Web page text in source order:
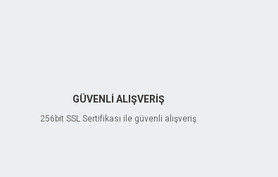
GÜVENLİ ALIŞVERİŞ
256bit SSL Sertifikası ile güvenli alışveriş